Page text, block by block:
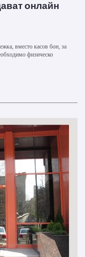
онлайн
вместо касов бон, за
физическо